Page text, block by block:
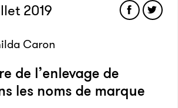
2019
Caron
de l’enlevage de
les noms de marque